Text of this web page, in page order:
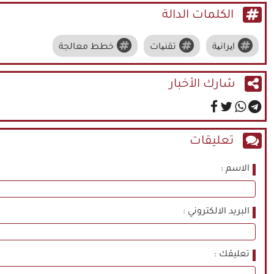
الكلمات الدالة
ایرانیة تقنیات خطط معالجة
شارك الأخبار
تعليقات
الاسم
البريد الالكتروني
تعليقك